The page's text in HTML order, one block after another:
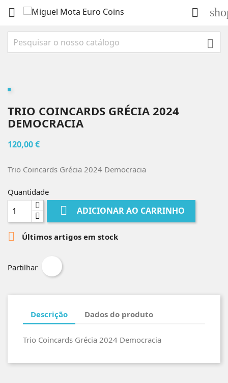
 

TRIO COINCARDS GRÉCIA 2024
DEMOCRACIA
120,00 €
Trio Coincards Grécia 2024 Democracia
Quantidade
 ADICIONAR AO CARRINHO
 Últimos artigos em stock
Partilhar
Descrição Dados do produto
Trio Coincards Grécia 2024 Democracia